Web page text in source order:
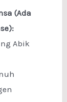
(Ada
Abik